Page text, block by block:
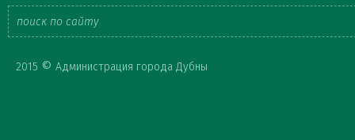
2015 © Администрация города Дубны